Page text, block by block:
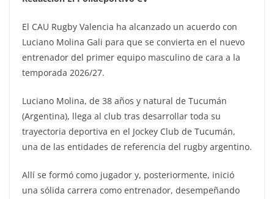
El CAU Rugby Valencia ha alcanzado un acuerdo con
Luciano Molina Gali para que se convierta en el nuevo
entrenador del primer equipo masculino de cara a la
temporada 2026/27.
Luciano Molina, de 38 años y natural de Tucumán
(Argentina), llega al club tras desarrollar toda su
trayectoria deportiva en el Jockey Club de Tucumán,
una de las entidades de referencia del rugby argentino.
Allí se formó como jugador y, posteriormente, inició
una sólida carrera como entrenador, desempeñando